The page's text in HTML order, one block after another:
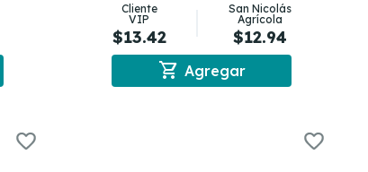
Cliente
VIP
$13.42
San Nicolás
Agrícola
$12.94
shopping_cart Agregar